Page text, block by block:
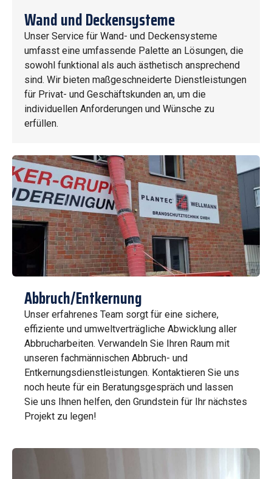
Wand und Deckensysteme
Unser Service für Wand- und Deckensysteme
umfasst eine umfassende Palette an Lösungen, die
sowohl funktional als auch ästhetisch ansprechend
sind. Wir bieten maßgeschneiderte Dienstleistungen
für Privat- und Geschäftskunden an, um die
individuellen Anforderungen und Wünsche zu
erfüllen.
Abbruch/Entkernung
Unser erfahrenes Team sorgt für eine sichere,
effiziente und umweltverträgliche Abwicklung aller
Abbrucharbeiten. Verwandeln Sie Ihren Raum mit
unseren fachmännischen Abbruch- und
Entkernungsdienstleistungen. Kontaktieren Sie uns
noch heute für ein Beratungsgespräch und lassen
Sie uns Ihnen helfen, den Grundstein für Ihr nächstes
Projekt zu legen!